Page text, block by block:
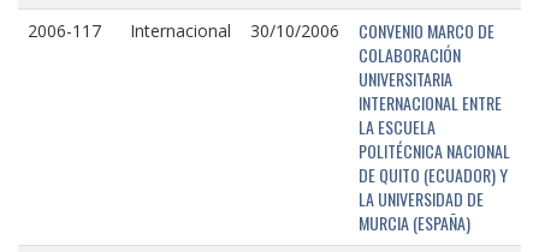
2006-117 Internacional 30/10/2006
CONVENIO MARCO DE
COLABORACIÓN
UNIVERSITARIA
INTERNACIONAL ENTRE
LA ESCUELA
POLITÉCNICA NACIONAL
DE QUITO (ECUADOR) Y
LA UNIVERSIDAD DE
MURCIA (ESPAÑA)